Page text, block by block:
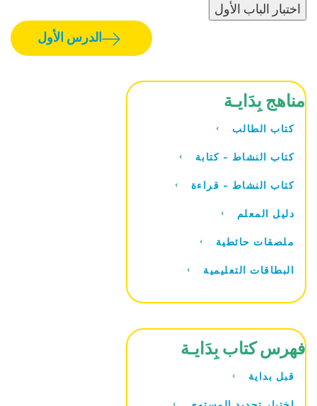
اختبار الباب الأول
الدرس الأول
مناهج بِدَايـة
كتاب الطالب
كتاب النشاط - كتابة
كتاب النشاط - قراءة
دليل المعلم
ملصقات حائطية
البطاقات التعليمية
فهرس كتاب بِدَايـة
قبل بداية